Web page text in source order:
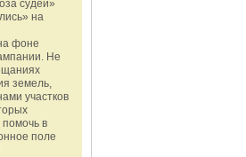
судей»
на
фоне
Не
земель,
участков
помочь в
поле